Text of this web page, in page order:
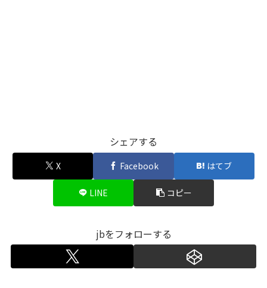
シェアする
X Facebook はてブ
LINE コピー
jbをフォローする